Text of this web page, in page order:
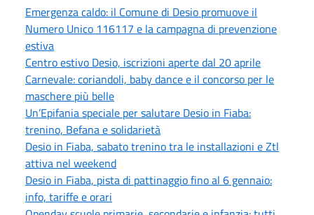
Emergenza caldo: il Comune di Desio promuove il
Numero Unico 116117 e la campagna di prevenzione
estiva
Centro estivo Desio, iscrizioni aperte dal 20 aprile
Carnevale: coriandoli, baby dance e il concorso per le
maschere più belle
Un’Epifania speciale per salutare Desio in Fiaba:
trenino, Befana e solidarietà
Desio in Fiaba, sabato trenino tra le installazioni e Ztl
attiva nel weekend
Desio in Fiaba, pista di pattinaggio fino al 6 gennaio:
info, tariffe e orari